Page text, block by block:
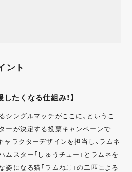
ント
たくなる仕組み！】
シングルマッチがここに、というこ
ーが決定する投票キャンペーンで
ャラクターデザインを担当し、ラムネ
スター「しゅうチュー」とラムネを
になる猫「ラムねこ」の二匹による